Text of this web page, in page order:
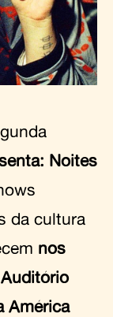
Noites
da cultura
nos
Auditório
América